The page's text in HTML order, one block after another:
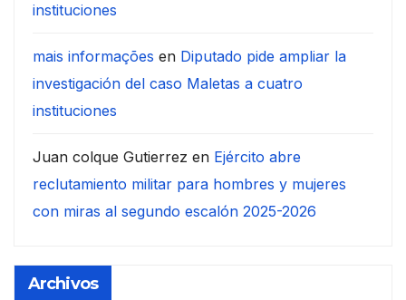
instituciones
mais informações en Diputado pide ampliar la
investigación del caso Maletas a cuatro
instituciones
Juan colque Gutierrez en Ejército abre
reclutamiento militar para hombres y mujeres
con miras al segundo escalón 2025-2026
Archivos